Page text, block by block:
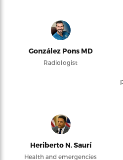
González Pons MD
Radiologist
Heriberto N. Saurí
Health and emergencies